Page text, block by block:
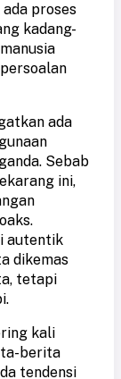
proses
kadang-
ada
Sebab
ini,
autentik
dikemas
tetapi
kali
berita
tendensi